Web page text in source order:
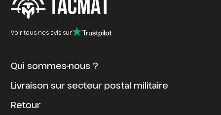
Voir tous nos avis sur
Qui sommes-nous ?
Livraison sur secteur postal militaire
Retour